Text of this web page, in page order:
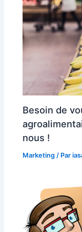
Besoin de
nous !
Marketing / Par